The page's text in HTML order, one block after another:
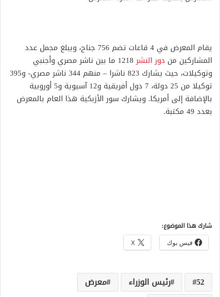
يقام المعرض في 4 قاعات تضم 756 جناح، ويبلغ مجمل عدد
المشاركين من دور النشر
1218 ما بين ناشر مصري وأجنبي
وتوكيلات، حيث يشارك 823 ناشرا – منهم 344 ناشر مصري- و395
توكيلا من 25 دولة، 7 دول أفريقية و12 آسيوية و5 أوروبية
بالإضافة إلى أمريكا. ويشارك سور الأزبكية هذا العام بالمعرض
بعدد 49 مكتبة.
شارك هذا الموضوع:
فيس بوك X
52 رئيس الوزراء
معرض